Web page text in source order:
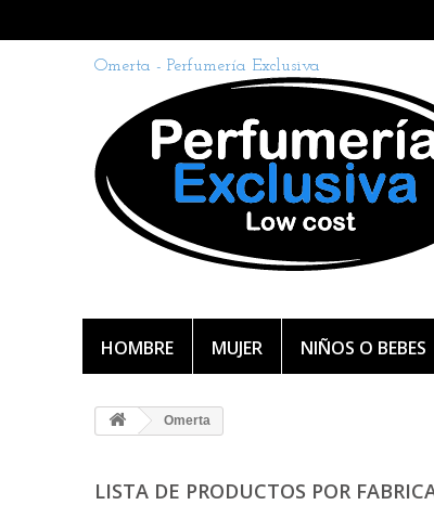
Omerta - Perfumería Exclusiva
HOMBRE MUJER NIÑOS O BEBES
Omerta
LISTA DE PRODUCTOS POR